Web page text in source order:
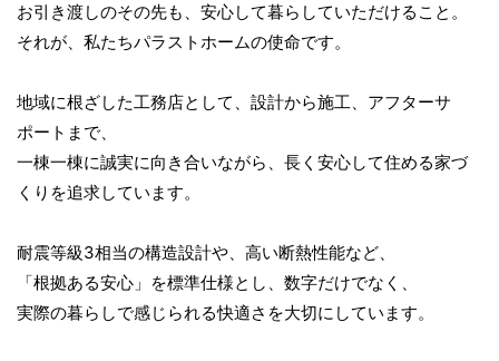
お引き渡しのその先も、安心して暮らしていただけること。
それが、私たちパラストホームの使命です。
地域に根ざした工務店として、設計から施工、アフターサ
ポートまで、
一棟一棟に誠実に向き合いながら、長く安心して住める家づ
くりを追求しています。
耐震等級3相当の構造設計や、高い断熱性能など、
「根拠ある安心」を標準仕様とし、数字だけでなく、
実際の暮らしで感じられる快適さを大切にしています。